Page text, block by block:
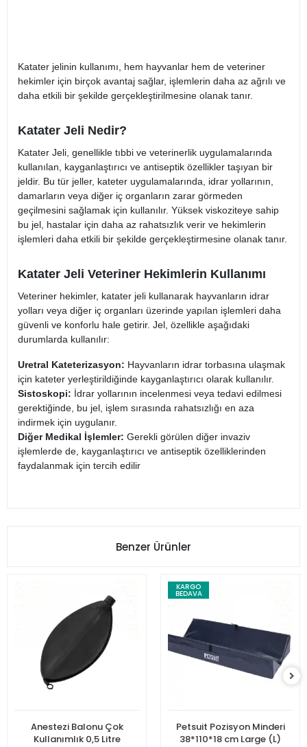
Katater jelinin kullanımı, hem hayvanlar hem de veteriner
hekimler için birçok avantaj sağlar, işlemlerin daha az ağrılı ve
daha etkili bir şekilde gerçekleştirilmesine olanak tanır.
Katater Jeli Nedir?
Katater Jeli, genellikle tıbbi ve veterinerlik uygulamalarında
kullanılan, kayganlaştırıcı ve antiseptik özellikler taşıyan bir
jeldir. Bu tür jeller, kateter uygulamalarında, idrar yollarının,
damarların veya diğer iç organların zarar görmeden
geçilmesini sağlamak için kullanılır. Yüksek viskoziteye sahip
bu jel, hastalar için daha az rahatsızlık verir ve hekimlerin
işlemleri daha etkili bir şekilde gerçekleştirmesine olanak tanır​.
Katater Jeli Veteriner Hekimlerin Kullanımı
Veteriner hekimler, katater jeli kullanarak hayvanların idrar
yolları veya diğer iç organları üzerinde yapılan işlemleri daha
güvenli ve konforlu hale getirir. Jel, özellikle aşağıdaki
durumlarda kullanılır:
Uretral Kateterizasyon: Hayvanların idrar torbasına ulaşmak
için kateter yerleştirildiğinde kayganlaştırıcı olarak kullanılır.
Sistoskopi: İdrar yollarının incelenmesi veya tedavi edilmesi
gerektiğinde, bu jel, işlem sırasında rahatsızlığı en aza
indirmek için uygulanır.
Diğer Medikal İşlemler: Gerekli görülen diğer invaziv
işlemlerde de, kayganlaştırıcı ve antiseptik özelliklerinden
faydalanmak için tercih edilir​
Benzer Ürünler
Anestezi Balonu Çok
Kullanımlık 0,5 Litre
KARGO
BEDAVA
Petsuit Pozisyon Minderi
38*110*18 cm Large (L)